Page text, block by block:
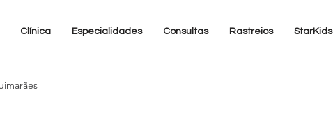
Clínica Especialidades Consultas Rastreios StarKids